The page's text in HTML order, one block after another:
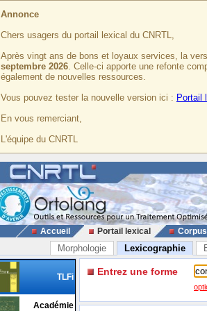
Annonce
Chers usagers du portail lexical du CNRTL,
Après vingt ans de bons et loyaux services, la
septembre 2026. Celle-ci apporte une refonte
également de nouvelles ressources.
Vous pouvez tester la nouvelle version ici : Portail
En vous remerciant,
L'équipe du CNRTL
Accueil Portail lexical Corpus
Morphologie Lexicographie
TLFi
Académie
Entrez une forme